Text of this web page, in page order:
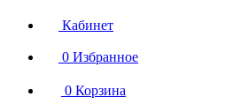
Кабинет
0 Избранное
0 Корзина